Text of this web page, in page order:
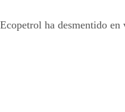
ha desmentido